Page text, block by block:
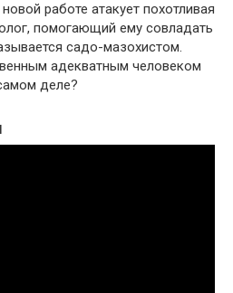
работе атакует похотливая
помогающий ему совладать
садо-мазохистом.
адекватным человеком
деле?